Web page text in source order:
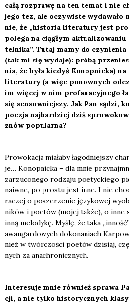
całą roz­pra­wę na ten temat i nie
jego tez, ale oczy­wi­ste
nie, że „histo­ria lite­ra­tu­ry jest
pole­ga na cią­głym
tel­ni­ka”. Tutaj mamy do czy­nie­nia
(tak mi się wyda­je): pró­bą
nia, że była kie­dyś Konop­nic­ka)
lite­ra­tu­ry (a więc ponow­nych
im wię­cej w nim pro­fa­na­cyj­ne­go
się sen­sow­niej­szy. Jak Pan sądzi,
poezja naj­bar­dziej dziś
znów popu­lar­na?
Pro­wo­ka­cja mia­ła­by łagod­niej­szy
je… Konop­nic­ka – dla mnie
zarzu­co­ne­go rodza­ju poetyc­kie­go
naiw­ne, po pro­stu jest inne. I nie
raczej o posze­rze­nie języ­ko­wej
ni­ków i poetów (mojej tak­że), o inne
inną melo­dy­kę. Myślę, że taka
awan­gar­do­wych doko­na­niach
nież w twór­czo­ści poetów dzi­siaj,
nych za ana­chro­nicz­nych.
Inte­re­su­je mnie rów­nież spra­wa
cji, a nie tyl­ko histo­rycz­nych